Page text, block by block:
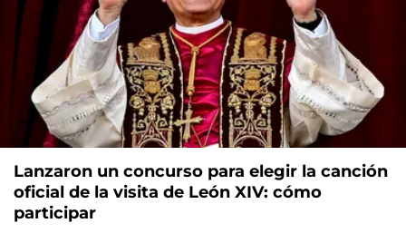
Lanzaron un concurso para elegir la canción
oficial de la visita de León XIV: cómo
participar